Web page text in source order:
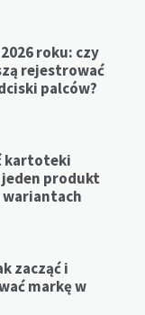
roku: czy
rejestrować
palców?
kartoteki
produkt
zacząć i
markę w